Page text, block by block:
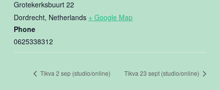
Grotekerksbuurt 22
Dordrecht, Netherlands + Google Map
Phone
0625338312
Tikva 2 sep (studio/online) Tikva 23 sept (studio/online)